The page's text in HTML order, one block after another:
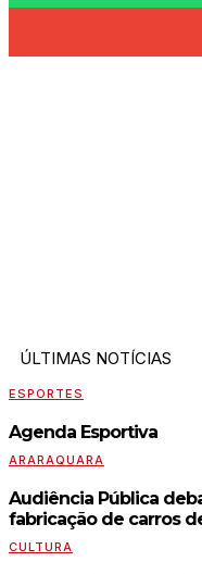
ÚLTIMAS NOTÍCIAS
ESPORTES
Agenda Esportiva
ARARAQUARA
Audiência Pública
fabricação de carros
CULTURA